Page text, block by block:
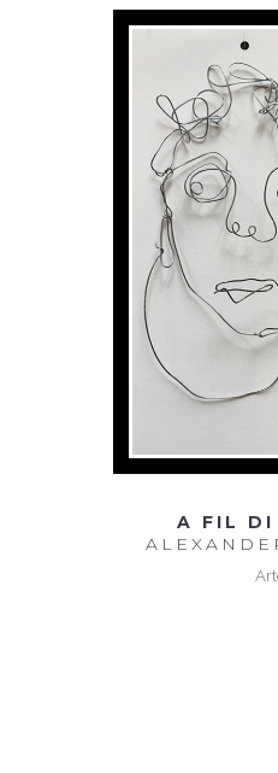
A FIL DI